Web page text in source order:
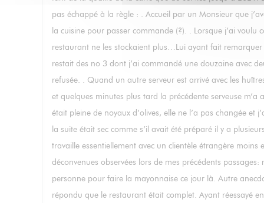
pas échappé à la règle : . Accueil par un Monsieur que
la cuisine pour passer commande (?). . Lorsque j’ai
restaurant ne les stockaient plus…Lui ayant fait remarquer
restait des no 3 dont j’ai commandé une douzaine avec
refusée. . Quand un autre serveur est arrivé avec les
et quelques minutes plus tard la précédente serveuse
était pleine de noyaux d’olives, elle ne l’a pas changée
la suite était sec comme s’il avait été préparé il y a
travaille essentiellement avec un clientèle étrangère
déconvenues observées lors de mes précédents
personne pour faire la mayonnaise ce jour là. Autre
répondu que le restaurant était complet. Ayant réessayé